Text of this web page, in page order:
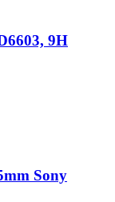
9H
Sony